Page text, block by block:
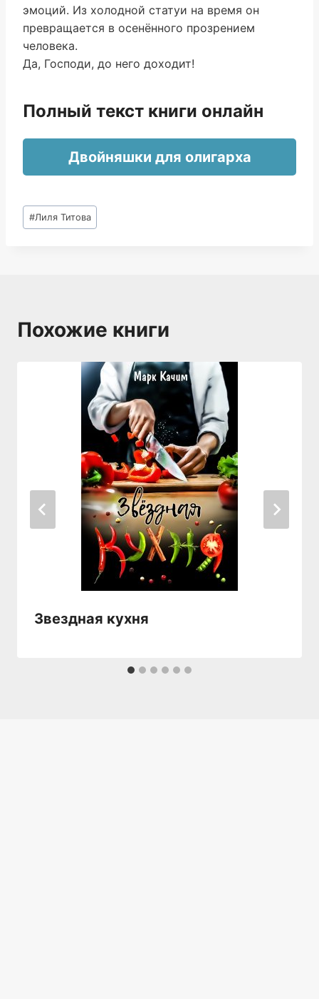
эмоций. Из холодной статуи на время он
превращается в осенëнного прозрением
человека.
Да, Господи, до него доходит!
Полный текст книги онлайн
Двойняшки для олигарха
Метки
записи:
#Лиля Титова
Похожие книги
Звездная кухня